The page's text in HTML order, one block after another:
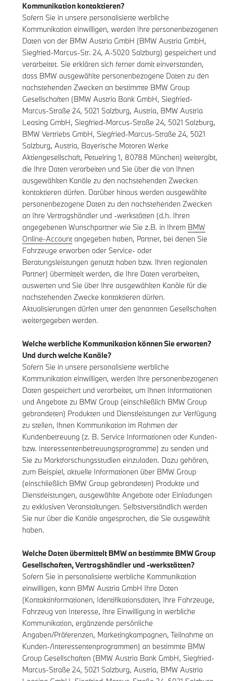
Kommunikation kontaktieren?
Sofern Sie in unsere personalisierte werbliche
Kommunikation einwilligen, werden Ihre personenbezogenen
Daten von der BMW Austria GmbH (BMW Austria GmbH,
Siegfried-Marcus-Str. 24, A-5020 Salzburg) gespeichert und
verarbeitet. Sie erklären sich ferner damit einverstanden,
dass BMW ausgewählte personenbezogene Daten zu den
nachstehenden Zwecken an bestimmte BMW Group
Gesellschaften (BMW Austria Bank GmbH, Siegfried-
Marcus-Straße 24, 5021 Salzburg, Austria, BMW Austria
Leasing GmbH, Siegfried-Marcus-Straße 24, 5021 Salzburg,
BMW Vertriebs GmbH, Siegfried-Marcus-Straße 24, 5021
Salzburg, Austria, Bayerische Motoren Werke
Aktiengesellschaft, Petuelring 1, 80788 München) weitergibt,
die Ihre Daten verarbeiten und Sie über die von Ihnen
ausgewählten Kanäle zu den nachstehenden Zwecken
kontaktieren dürfen. Darüber hinaus werden ausgewählte
personenbezogene Daten zu den nachstehenden Zwecken
an Ihre Vertragshändler und -werkstätten (d.h. Ihren
angegebenen Wunschpartner wie Sie z.B. in Ihrem BMW
Online-Accountangegeben haben, Partner, bei denen Sie
Fahrzeuge erworben oder Service- oder
Beratungsleistungen genutzt haben bzw. Ihren regionalen
Partner) übermittelt werden, die Ihre Daten verarbeiten,
auswerten und Sie über Ihre ausgewählten Kanäle für die
nachstehenden Zwecke kontaktieren dürfen.
Aktualisierungen dürfen unter den genannten Gesellschaften
weitergegeben werden.
Welche werbliche Kommunikation können Sie erwarten?
Und durch welche Kanäle?
Sofern Sie in unsere personalisierte werbliche
Kommunikation einwilligen, werden Ihre personenbezogenen
Daten gespeichert und verarbeitet, um Ihnen Informationen
und Angebote zu BMW Group (einschließlich BMW Group
gebrandeten) Produkten und Dienstleistungen zur Verfügung
zu stellen, Ihnen Kommunikation im Rahmen der
Kundenbetreuung (z. B. Service Informationen oder Kunden-
bzw. Interessentenbetreuungsprogramme) zu senden und
Sie zu Marktforschungsstudien einzuladen. Dazu gehören,
zum Beispiel, aktuelle Informationen über BMW Group
(einschließlich BMW Group gebrandeten) Produkte und
Dienstleistungen, ausgewählte Angebote oder Einladungen
zu exklusiven Veranstaltungen. Selbstverständlich werden
Sie nur über die Kanäle angesprochen, die Sie ausgewählt
haben.
Welche Daten übermittelt BMW an bestimmte BMW Group
Gesellschaften, Vertragshändler und -werkstätten?
Sofern Sie in personalisierte werbliche Kommunikation
einwilligen, kann BMW Austria GmbH Ihre Daten
(Kontaktinformationen, Identifikationsdaten, Ihre Fahrzeuge,
Fahrzeug von Interesse, Ihre Einwilligung in werbliche
Kommunikation, ergänzende persönliche
Angaben/Präferenzen, Marketingkampagnen, Teilnahme an
Kunden-/Interessentenprogrammen) an bestimmte BMW
Group Gesellschaften (BMW Austria Bank GmbH, Siegfried-
Marcus-Straße 24, 5021 Salzburg, Austria, BMW Austria